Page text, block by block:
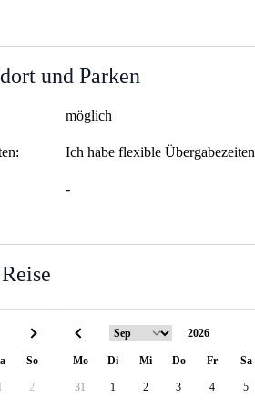
und Parken
möglich
Ich habe flexible Übergabezeiten
-
So
2
Mo Di Mi Do Fr Sa
31 1 2 3 4 5